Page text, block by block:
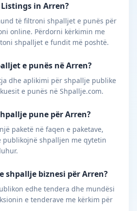
Listings in Arren?
të filtroni shpalljet e punës për
online. Përdorni kërkimin me
shpalljet e fundit më poshtë.
e punës në Arren?
dhe aplikimi për shpallje publike
e punës në Shpallje.com.
pune për Arren?
paketë në faqen e paketave,
shpalljen me qytetin
shpallje biznesi për Arren?
edhe tendera dhe mundësi
e tenderave me kërkim për